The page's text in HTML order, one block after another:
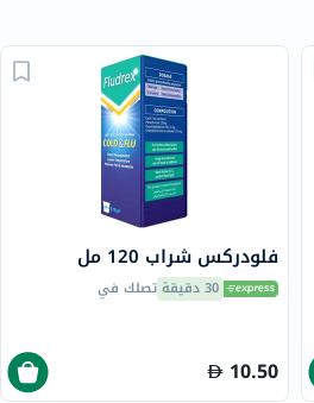
فلودركس شراب 120 مل
30 دقيقة تصلك في
10.50